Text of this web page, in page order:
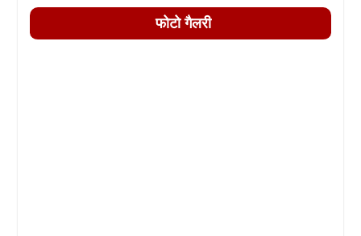
फोटो गैलरी